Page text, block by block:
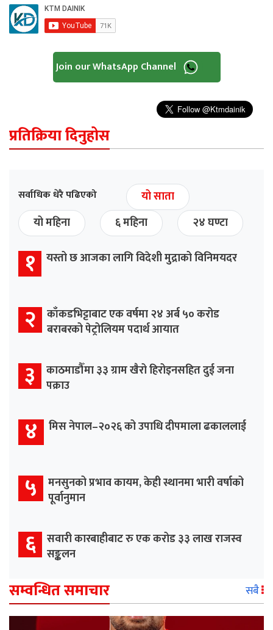
Join our WhatsApp Channel
प्रतिक्रिया दिनुहोस
सर्वाधिक धेरै पढिएको
यो साता
यो महिना
६ महिना २४ घण्टा
१ यस्तो छ आजका लागि विदेशी मुद्राको विनिमयदर
२ काँकडभिट्टाबाट एक वर्षमा २४ अर्ब ५० करोड
बराबरको पेट्रोलियम पदार्थ आयात
३ काठमाडौँमा ३३ ग्राम खैरो हिरोइनसहित दुई जना
पक्राउ
४ मिस नेपाल–२०२६ को उपाधि दीपमाला ढकाललाई
५ मनसुनको प्रभाव कायम, केही स्थानमा भारी वर्षाको
पूर्वानुमान
६ सवारी कारबाहीबाट रु एक करोड ३३ लाख राजस्व
सङ्कलन
सम्वन्धित समाचार सबै